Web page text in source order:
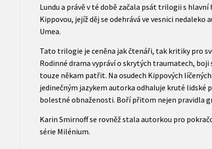
Lundu a právě v té době začala psát trilogii s hlavní
Kippovou, jejíž děj se odehrává ve vesnici nedaleko
Umea.
Tato trilogie je ceněna jak čtenáři, tak kritiky pro
Rodinné drama vypráví o skrytých traumatech, boji
touze někam patřit. Na osudech Kippových líčených
jedinečným jazykem autorka odhaluje kruté lidské
bolestné obnaženosti. Boří přitom nejen pravidla
Karin Smirnoff se rovněž stala autorkou pro
série Milénium.